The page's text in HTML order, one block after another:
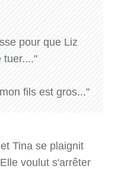
pour que Liz
tuer...."
fils est gros..."
Tina se plaignit
voulut s'arrêter